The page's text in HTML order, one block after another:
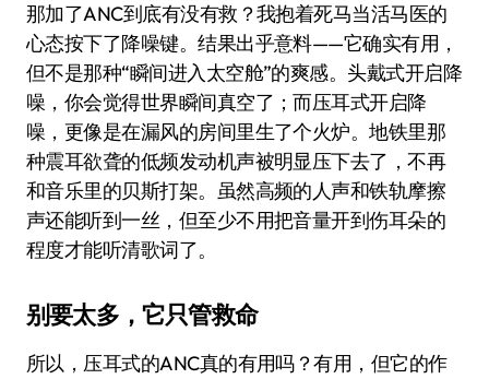
那加了ANC到底有没有救？我抱着死马当活马医的
心态按下了降噪键。结果出乎意料——它确实有用，
但不是那种“瞬间进入太空舱”的爽感。头戴式开启降
噪，你会觉得世界瞬间真空了；而压耳式开启降
噪，更像是在漏风的房间里生了个火炉。地铁里那
种震耳欲聋的低频发动机声被明显压下去了，不再
和音乐里的贝斯打架。虽然高频的人声和铁轨摩擦
声还能听到一丝，但至少不用把音量开到伤耳朵的
程度才能听清歌词了。
别要太多，它只管救命
所以，压耳式的ANC真的有用吗？有用，但它的作